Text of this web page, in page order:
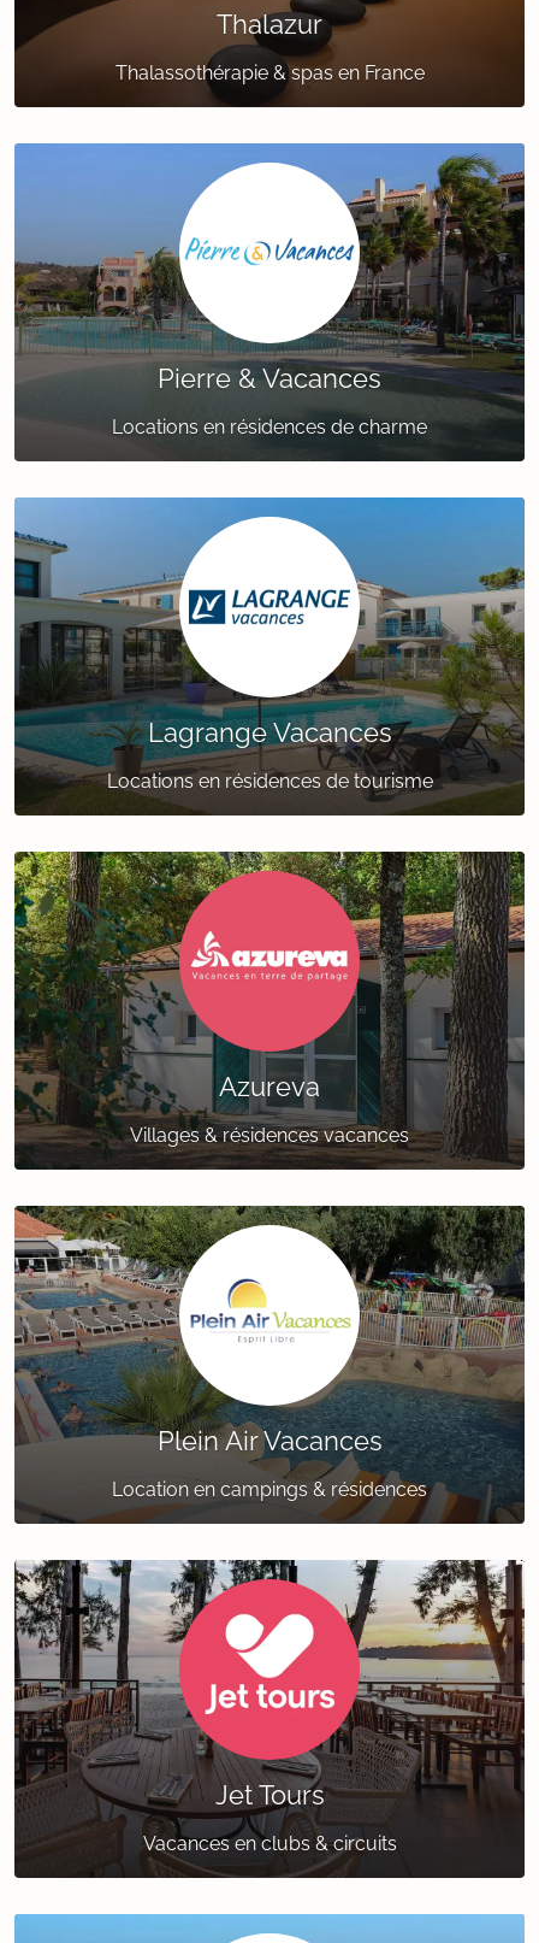
Thalazur
Thalassothérapie & spas en France
Pierre & Vacances
Locations en résidences de charme
Lagrange Vacances
Locations en résidences de tourisme
Azureva
Villages & résidences vacances
Plein Air Vacances
Location en campings & résidences
Jet Tours
Vacances en clubs & circuits